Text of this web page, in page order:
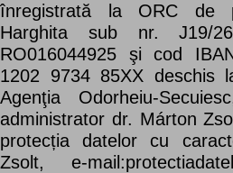
înregistrată la ORC de
Harghita sub nr. J19/
RO016044925 şi cod
1202 9734 85XX deschis
Agenţia Odorheiu-
administrator dr. Márton
protecția datelor cu
Zsolt, e-